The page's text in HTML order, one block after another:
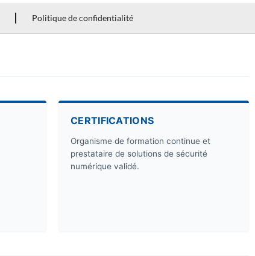
Politique de confidentialité
CERTIFICATIONS
Organisme de formation continue et
prestataire de solutions de sécurité
numérique validé.